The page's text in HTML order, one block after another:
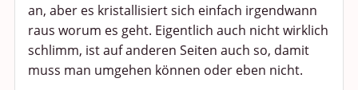
Anregungen und Support
Spiel, Spaß und Sinnlosigkeit
an, aber es kristallisiert sich einfach irgendwann
raus worum es geht. Eigentlich auch nicht wirklich
schlimm, ist auf anderen Seiten auch so, damit
muss man umgehen können oder eben nicht.